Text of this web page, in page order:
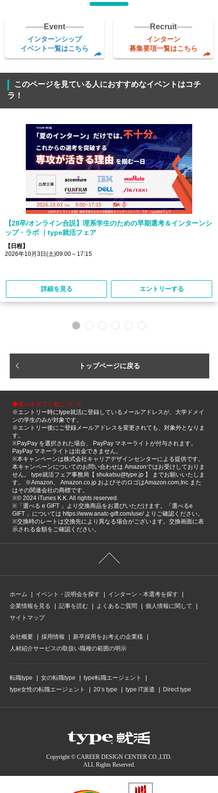
Event
インターンシップ
イベント一覧はこちら
Recruit
インターン
募集要項一覧はこちら
このページを見ている人におすすめなイベントはコチ
ラ！
【28卒/オンライン合説】理系学生のための早期選考＆インターンシ
ップ・ラボ ｜type就活フェア
【日程】
2026年10月3日(土)09:00～17:15
詳細を見る エントリーする
トップページに戻る
◆選べるギフト券について
※エントリー時にtype就活に登録しているメールアドレスが、大学ドメイ
ンの学生のみが対象です。
※エントリー後にご登録メールアドレスを変更されても、対象外となりま
す。
※PayPay を選択された場合、 PayPay マネーライトが付与されます。
PayPay マネーライトは出金できません。
※本キャンペーンは株式会社キャリアデザインセンターによる提供です。
本キャンペーンについてのお問い合わせは Amazonではお受けしておりま
せん。 type就活フェア事務局【 shukatsu@type.jp 】 までお願いいたしま
す。 ※Amazon、 Amazon.co.jp およびそのロゴはAmazon.com,Inc また
はその関連会社の商標です。
※©️ 2024 iTunes K.K. All rights reserved.
※「選べる e GIFT 」より交換商品をお選びいただけます。「選べるe
GIFT 」については https://www.anatc-gift.com/use/ よりご確認ください。
※交換時のレートは交換先により異なる場合がございます。交換画面に表
示される金額をご確認ください。
ホーム イベント・説明会を探す
インターン・本選考を探す
企業情報を見る
記事を読む よくあるご質問
個人情報に関して
サイトマップ
会社概要 採用情報
新卒採用をお考えの企業様
人材紹介サービスの取扱い職種の範囲の明示
転職type 女の転職type
type転職エージェント
type女性の転職エージェント
20’s type type IT派遣 Direct type
Copyright © CAREER DESIGN CENTER CO.,LTD.
ALL Rights Reserved.